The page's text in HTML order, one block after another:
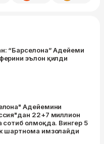
“Барселона” Адейеми
эълон қилди
Адейемини
22+7 миллион
сотиб олмоқда. Вингер 5
шартнома имзолайди